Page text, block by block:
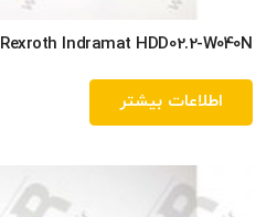
Rexroth Indramat HDD02.2-W040N
اطلاعات بیشتر